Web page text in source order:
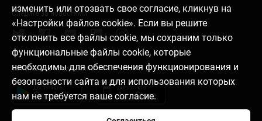
изменить или отозвать свое согласие, кликнув на
«Настройки файлов cookie». Если вы решите
отклонить все файлы cookie, мы сохраним только
функциональные файлы cookie, которые
необходимы для обеспечения функционирования и
безопасности сайта и для использования которых
нам не требуется ваше согласие.
Следите за новостями
Установить приложение